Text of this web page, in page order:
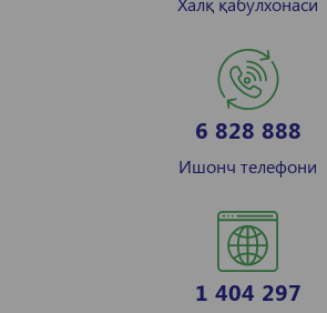
6 828 888
Ишонч телефони
1 404 297